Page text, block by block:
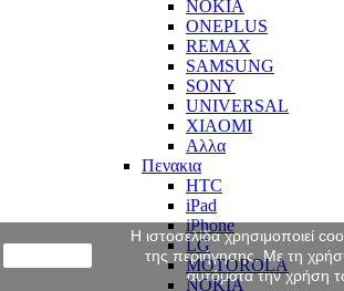
NOKIA
ONEPLUS
REMAX
SAMSUNG
SONY
UNIVERSAL
XIAOMI
Αλλα
Πενακια
HTC
iPad
iPhone
LG
MOTOROLA
NOKIA
Η ιστοσελίδα χρησιμοποιεί
της περιήγησης. Με τη
αυτόματα την χρήση